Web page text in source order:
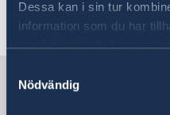
Dessa kan i sin tur
information som du har
samlat in när du har
Nödvändig
Senast uppdaterad 30
Sverige i Schweiz